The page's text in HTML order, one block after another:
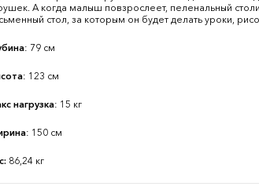
А когда малыш повзрослеет, пеленальный
стол, за которым он будет делать уроки,
: 79 см
: 123 см
нагрузка: 15 кг
: 150 см
86,24 кг